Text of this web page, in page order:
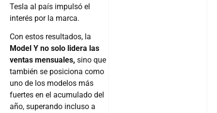
Tesla al país impulsó el
interés por la marca.
Con estos resultados, la
Model Y no solo lidera las
ventas mensuales, sino que
también se posiciona como
uno de los modelos más
fuertes en el acumulado del
año, superando incluso a